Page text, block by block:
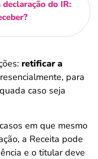
do IR:
retificar a
para
caso seja
em que mesmo
a Receita pode
e o titular deve